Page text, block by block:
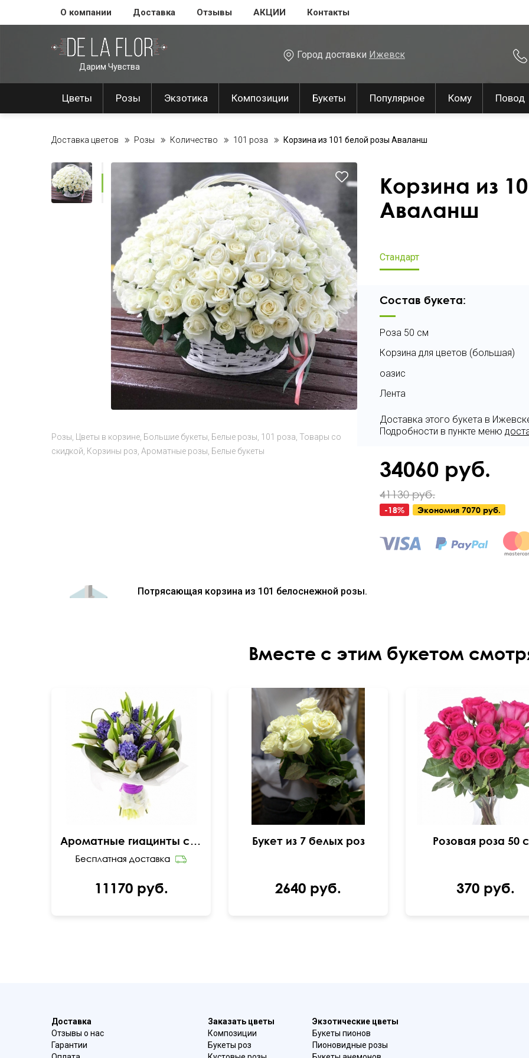
О компании Доставка Отзывы АКЦИИ Контакты
Дарим Чувства
Город доставки Ижевск
Цветы Розы Экзотика Композиции Букеты Популярное Кому Повод
Доставка цветов Розы Количество 101 роза Корзина из 101 белой розы Аваланш
Розы Цветы в корзине Большие букеты Белые розы 101 роза Товары со
скидкой Корзины роз Ароматные розы Белые букеты
Корзина из
Аваланш
Стандарт
Состав букета:
Роза 50 см
Корзина для цветов (большая)
оазис
Лента
Доставка этого букета в
Подробности в пункте меню
34060 руб.
41130 руб.
-18% Экономия 7070 руб.
Потрясающая корзина из 101 белоснежной розы.
Вместе с этим букетом
Ароматные гиацинты с тюльпанами
11170 руб.
Букет из 7 белых роз
2640 руб.
Розовая роза 50
370 руб.
Доставка
Отзывы о нас
Гарантии
Заказать цветы
Композиции
Букеты роз
Экзотические цветы
Букеты пионов
Пионовидные розы